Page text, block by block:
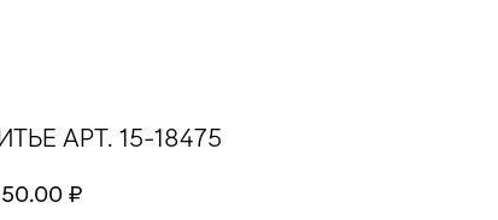
АРТ. 15-18475
₽